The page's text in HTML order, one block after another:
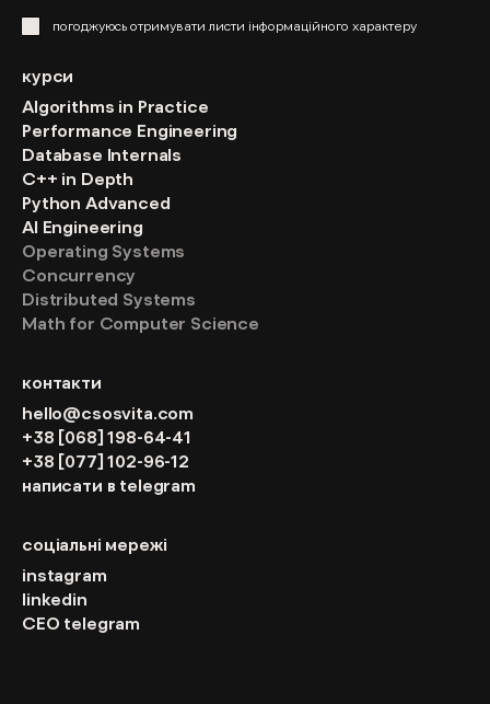
погоджуюсь отримувати листи інформаційного характеру
курси
Algorithms in Practice
Performance Engineering
Database Internals
C++ in Depth
Python Advanced
AI Engineering
Operating Systems
Concurrency
Distributed Systems
Math for Computer Science
контакти
hello@csosvita.com
+38 [068] 198-64-41
+38 [077] 102-96-12
написати в telegram
соціальні мережі
instagram
linkedin
CEO telegram